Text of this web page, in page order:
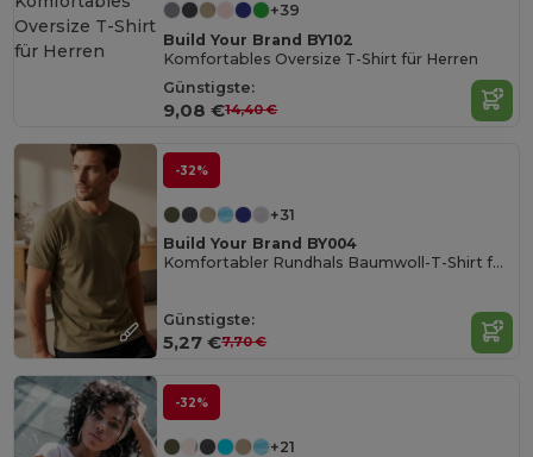
+39
Build Your Brand BY102
Komfortables Oversize T-Shirt für Herren
Günstigste:
9,08 €14,40 €
-32%
+31
Build Your Brand BY004
Komfortabler Rundhals Baumwoll-T-Shirt für Herren
Günstigste:
5,27 €7,70 €
-32%
+21